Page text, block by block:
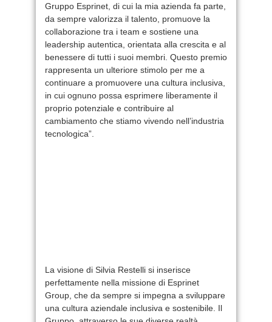
Gruppo Esprinet, di cui la mia azienda fa parte,
da sempre valorizza il talento, promuove la
collaborazione tra i team e sostiene una
leadership autentica, orientata alla crescita e al
benessere di tutti i suoi membri. Questo premio
rappresenta un ulteriore stimolo per me a
continuare a promuovere una cultura inclusiva,
in cui ognuno possa esprimere liberamente il
proprio potenziale e contribuire al
cambiamento che stiamo vivendo nell’industria
tecnologica”.
La visione di Silvia Restelli si inserisce
perfettamente nella missione di Esprinet
Group, che da sempre si impegna a sviluppare
una cultura aziendale inclusiva e sostenibile. Il